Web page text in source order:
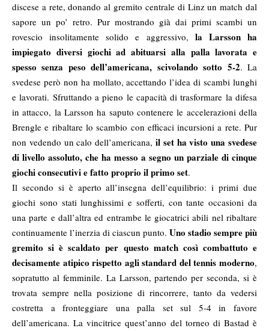
discese a rete, donando al gremito centrale di Linz un match dal
sapore un po’ retro. Pur mostrando già dai primi scambi un
rovescio insolitamente solido e aggressivo, la Larsson ha
impiegato diversi giochi ad abituarsi alla palla lavorata e
spesso senza peso dell’americana, scivolando sotto 5-2. La
svedese però non ha mollato, accettando l’idea di scambi lunghi
e lavorati. Sfruttando a pieno le capacità di trasformare la difesa
in attacco, la Larsson ha saputo contenere le accelerazioni della
Brengle e ribaltare lo scambio con efficaci incursioni a rete. Pur
non vedendo un calo dell’americana, il set ha visto una svedese
di livello assoluto, che ha messo a segno un parziale di cinque
giochi consecutivi e fatto proprio il primo set.
Il secondo si è aperto all’insegna dell’equilibrio: i primi due
giochi sono stati lunghissimi e sofferti, con tante occasioni da
una parte e dall’altra ed entrambe le giocatrici abili nel ribaltare
continuamente l’inerzia di ciascun punto. Uno stadio sempre più
gremito si è scaldato per questo match così combattuto e
decisamente atipico rispetto agli standard del tennis moderno,
sopratutto al femminile. La Larsson, partendo per seconda, si è
trovata sempre nella posizione di rincorrere, tanto da vedersi
costretta a fronteggiare una palla set sul 5-4 in favore
dell’americana. La vincitrice quest’anno del torneo di Bastad è